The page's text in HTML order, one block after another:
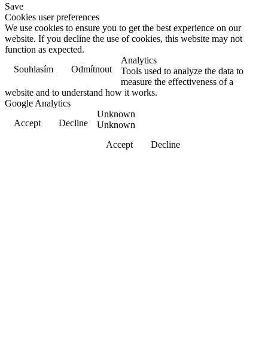
Save
Cookies user preferences
We use cookies to ensure you to get the best experience on our
website. If you decline the use of cookies, this website may not
function as expected.
Souhlasím
Odmítnout
Analytics
Tools used to analyze the data to
measure the effectiveness of a
website and to understand how it works.
Google Analytics
Accept
Decline
Unknown
Unknown
Accept
Decline